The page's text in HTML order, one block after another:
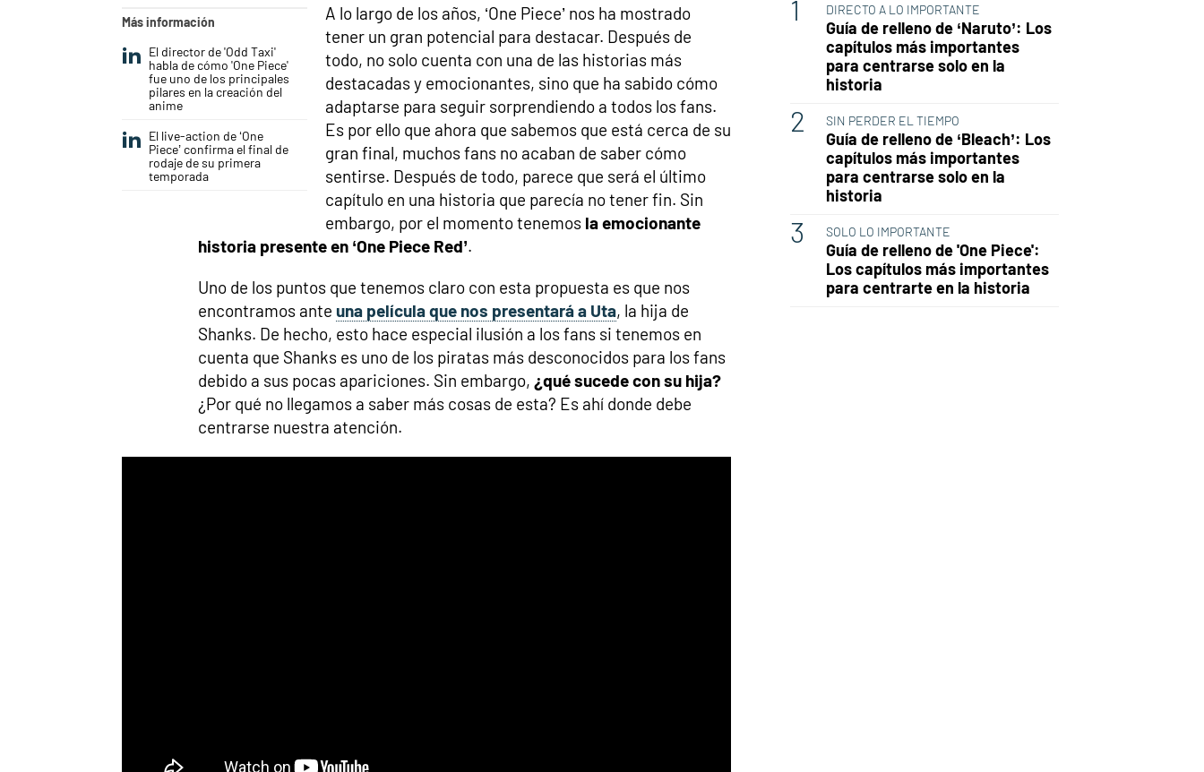
Más información
El director de 'Odd Taxi'
habla de cómo 'One Piece'
fue uno de los principales
pilares en la creación del
anime
El live-action de ‘One
Piece’ confirma el final de
rodaje de su primera
temporada
A lo largo de los años, ‘One Piece’ nos ha mostrado
tener un gran potencial para destacar. Después de
todo, no solo cuenta con una de las historias más
destacadas y emocionantes, sino que ha sabido cómo
adaptarse para seguir sorprendiendo a todos los fans.
Es por ello que ahora que sabemos que está cerca de su
gran final, muchos fans no acaban de saber cómo
sentirse. Después de todo, parece que será el último
capítulo en una historia que parecía no tener fin. Sin
embargo, por el momento tenemos la emocionante
historia presente en ‘One Piece Red’.
Uno de los puntos que tenemos claro con esta propuesta es que nos
encontramos ante una película que nos presentará a Uta, la hija de
Shanks. De hecho, esto hace especial ilusión a los fans si tenemos en
cuenta que Shanks es uno de los piratas más desconocidos para los fans
debido a sus pocas apariciones. Sin embargo, ¿qué sucede con su hija?
¿Por qué no llegamos a saber más cosas de esta? Es ahí donde debe
centrarse nuestra atención.
DIRECTO A LO IMPORTANTE
Guía de relleno de ‘Naruto’: Los
capítulos más importantes
para centrarse solo en la
historia
SIN PERDER EL TIEMPO
Guía de relleno de ‘Bleach’: Los
capítulos más importantes
para centrarse solo en la
historia
SOLO LO IMPORTANTE
Guía de relleno de 'One Piece':
Los capítulos más importantes
para centrarte en la historia